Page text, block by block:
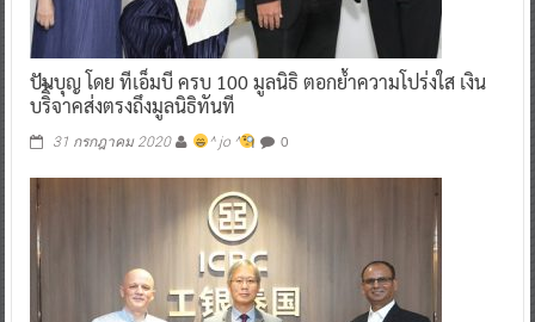
ปันบุญ โดย ทีเอ็มบี ครบ 100 มูลนิธิ ตอกย้ำความโปร่งใส เงิน
บริิิจาคส่งตรงถึงมูลนิธิทันที
31 กรกฎาคม 2020 ^ jo ^ 0